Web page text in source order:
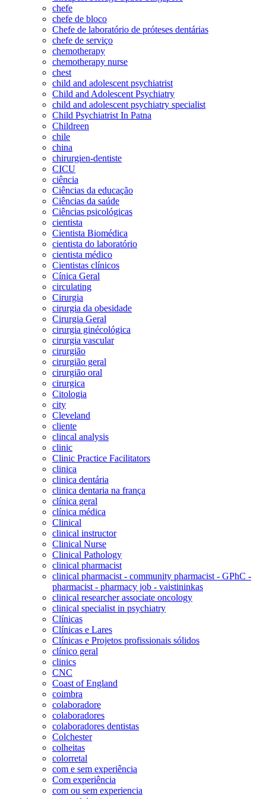
chefe
chefe de bloco
Chefe de laboratório de próteses dentárias
chefe de serviço
chemotherapy
chemotherapy nurse
chest
child and adolescent psychiatrist
Child and Adolescent Psychiatry
child and adolescent psychiatry specialist
Child Psychiatrist In Patna
Childreen
chile
china
chirurgien-dentiste
CICU
ciência
Ciências da educação
Ciências da saúde
Ciências psicológicas
cientista
Cientista Biomédica
cientista do laboratório
cientista médico
Cientistas clínicos
Cínica Geral
circulating
Cirurgia
cirurgia da obesidade
Cirurgia Geral
cirurgia ginécológica
cirurgia vascular
cirurgião
cirurgião geral
cirurgião oral
cirurgica
Citologia
city
Cleveland
cliente
clincal analysis
clinic
Clinic Practice Facilitators
clinica
clinica dentária
clinica dentaria na frança
clínica geral
clínica médica
Clinical
clinical instructor
Clinical Nurse
Clinical Pathology
clinical pharmacist
clinical pharmacist - community pharmacist - GPhC -
pharmacist - pharmacy job - vaistininkas
clinical researcher associate oncology
clinical specialist in psychiatry
Clínicas
Clínicas e Lares
Clínicas e Projetos profissionais sólidos
clínico geral
clinics
CNC
Coast of England
coimbra
colaboradore
colaboradores
colaboradores dentistas
Colchester
colheitas
colorretal
com e sem experiência
Com experiência
com ou sem experiencia